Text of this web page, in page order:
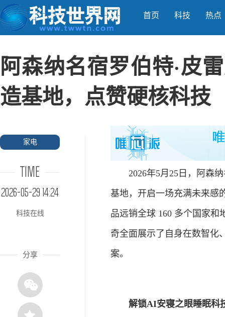
首页 科技 热点
阿森纳名宿罗伯特·皮
造基地，点赞硬核科技
家电
TIME
2026-05-29 14:24
科技在线
分享
2026年5月25日，阿森纳
基地，开启一场充满未来感
品远销全球 160 多个国家
奇全面展示了自身在数智化
案。
解锁AI安寝之眼睡眠科